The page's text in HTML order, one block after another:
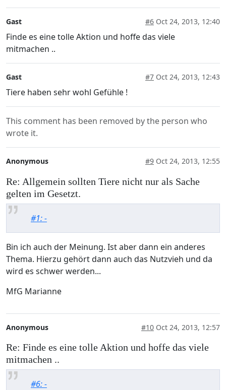
Gast #6 Oct 24, 2013, 12:40
Finde es eine tolle Aktion und hoffe das viele
mitmachen ..
Gast #7 Oct 24, 2013, 12:43
Tiere haben sehr wohl Gefühle !
This comment has been removed by the person who
wrote it.
Anonymous #9 Oct 24, 2013, 12:55
Re: Allgemein sollten Tiere nicht nur als Sache
gelten im Gesetzt.
#1: -
Bin ich auch der Meinung. Ist aber dann ein anderes
Thema. Hierzu gehört dann auch das Nutzvieh und da
wird es schwer werden...
MfG Marianne
Anonymous #10 Oct 24, 2013, 12:57
Re: Finde es eine tolle Aktion und hoffe das viele
mitmachen ..
#6: -